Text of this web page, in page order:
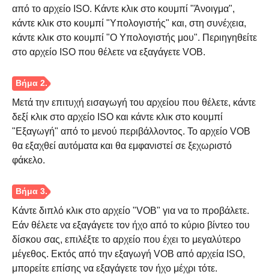
από το αρχείο ISO. Κάντε κλικ στο κουμπί "Άνοιγμα",
κάντε κλικ στο κουμπί "Υπολογιστής" και, στη συνέχεια,
κάντε κλικ στο κουμπί "Ο Υπολογιστής μου". Περιηγηθείτε
στο αρχείο ISO που θέλετε να εξαγάγετε VOB.
Μετά την επιτυχή εισαγωγή του αρχείου που θέλετε, κάντε
δεξί κλικ στο αρχείο ISO και κάντε κλικ στο κουμπί
"Εξαγωγή" από το μενού περιβάλλοντος. Το αρχείο VOB
θα εξαχθεί αυτόματα και θα εμφανιστεί σε ξεχωριστό
φάκελο.
Κάντε διπλό κλικ στο αρχείο "VOB" για να το προβάλετε.
Εάν θέλετε να εξαγάγετε τον ήχο από το κύριο βίντεο του
δίσκου σας, επιλέξτε το αρχείο που έχει το μεγαλύτερο
μέγεθος. Εκτός από την εξαγωγή VOB από αρχεία ISO,
μπορείτε επίσης να εξαγάγετε τον ήχο μέχρι τότε.